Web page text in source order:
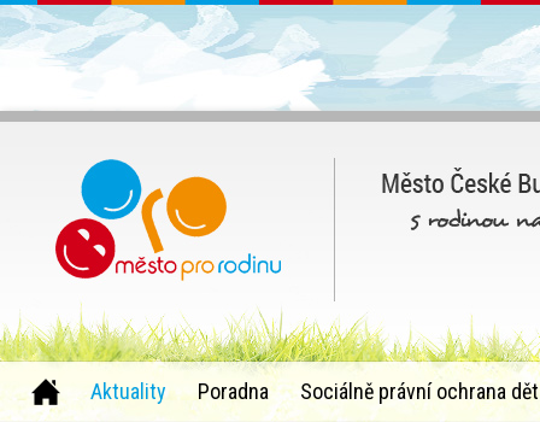
Aktuality Poradna Sociálně právní ochrana